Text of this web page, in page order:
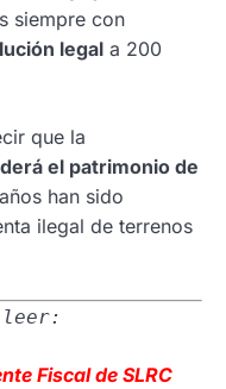
siempre con
legal a 200
que la
el patrimonio de
han sido
ilegal de terrenos
leer:
Fiscal de SLRC